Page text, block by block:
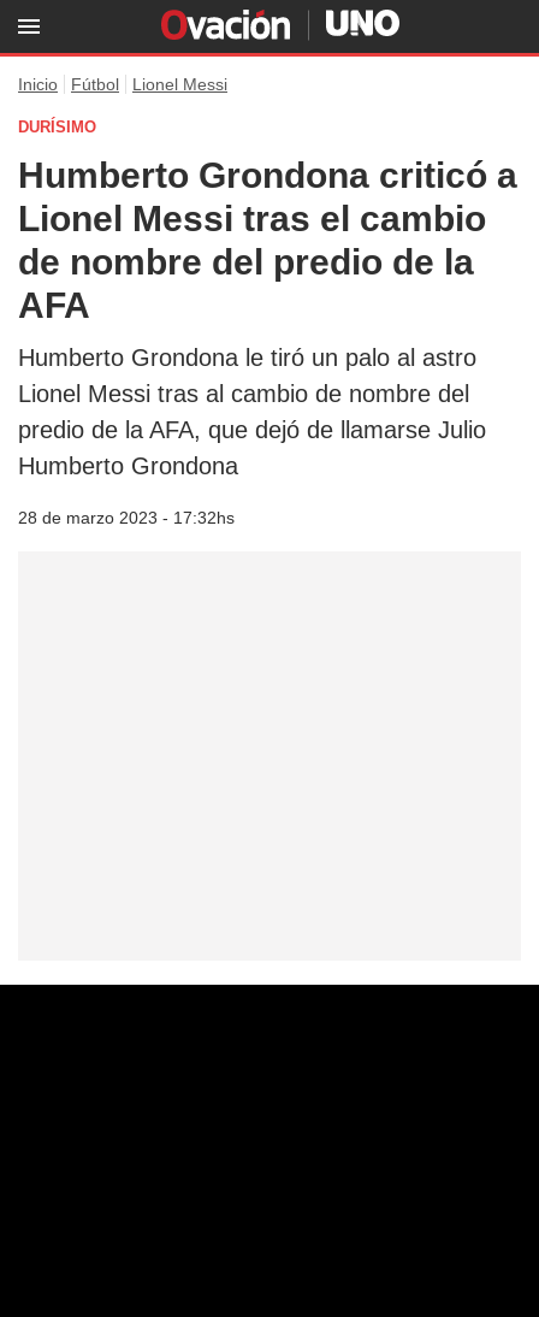
Inicio Fútbol Lionel Messi
DURÍSIMO
Humberto Grondona criticó a
Lionel Messi tras el cambio
de nombre del predio de la
AFA
Humberto Grondona le tiró un palo al astro
Lionel Messi tras al cambio de nombre del
predio de la AFA, que dejó de llamarse Julio
Humberto Grondona
28 de marzo 2023 - 17:32hs